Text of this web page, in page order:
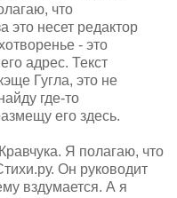
что
это несет редактор
- это
адрес. Текст
Гугла, это не
где-то
его здесь.
Я полагаю, что
Он руководит
вздумается. А я